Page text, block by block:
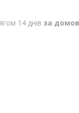
14 днів за